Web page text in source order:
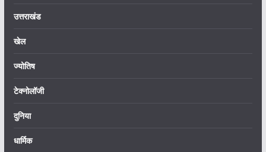
उत्तराखंड
खेल
ज्योतिष
टेक्नोलॉजी
दुनिया
धार्मिक